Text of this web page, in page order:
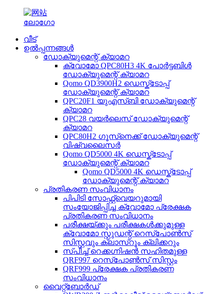
വീട്
ഉൽപ്പന്നങ്ങൾ
ഡോക്യുമെന്റ് ക്യാമറ
ക്വോമോ QPC80H3 4K പോർട്ടബിൾ
ഡോക്യുമെന്റ് ക്യാമറ
Qomo QD3900H2 ഡെസ്ക്ടോപ്പ്
ഡോക്യുമെന്റ് ക്യാമറ
QPC20F1 യുഎസ്ബി ഡോക്യുമെന്റ്
ക്യാമറ
QPC28 വയർലെസ് ഡോക്യുമെന്റ്
ക്യാമറ
QPC80H2 ഗൂസ്‌നെക്ക് ഡോക്യുമെന്റ്
വിഷ്വലൈസർ
Qomo QD5000 4K ഡെസ്ക്ടോപ്പ്
ഡോക്യുമെന്റ് ക്യാമറ
Qomo QD5000 4K ഡെസ്ക്ടോപ്പ്
ഡോക്യുമെന്റ് ക്യാമറ
പ്രതികരണ സംവിധാനം
പിപിടി സോഫ്റ്റ്‌വെയറുമായി
സംയോജിപ്പിച്ച ക്വോമോ പ്രേക്ഷക
പ്രതികരണ സംവിധാനം
പരീക്ഷയ്ക്കും പരീക്ഷകൾക്കുമുള്ള
ക്വോമോ സ്റ്റുഡന്റ് റെസ്‌പോൺസ്
സിസ്റ്റവും ക്ലാസ്റൂം ക്ലിക്കറും
സ്പീച്ച് റെക്കഗ്നിഷൻ സഹിതമുള്ള
QRF997 റെസ്‌പോൺസ് സിസ്റ്റം
QRF999 പ്രേക്ഷക പ്രതികരണ
സംവിധാനം
വൈറ്റ്‌ബോർഡ്